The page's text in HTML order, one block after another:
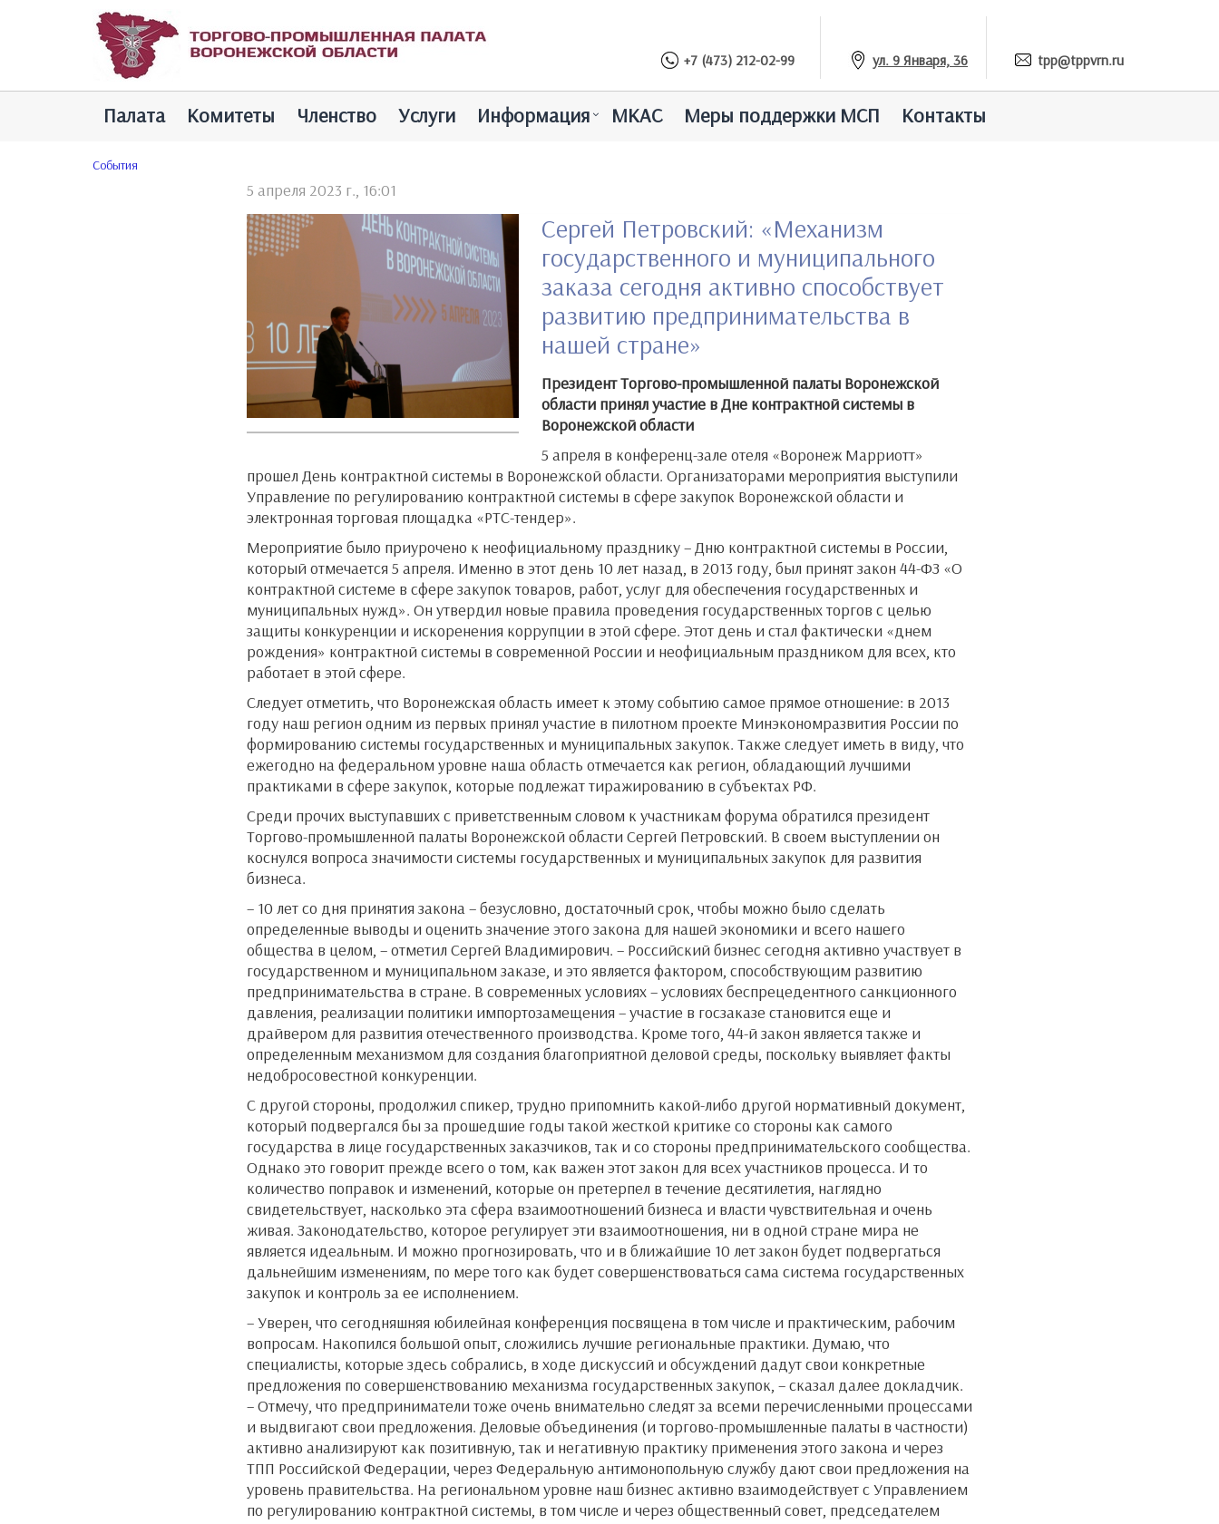
+7 (473) 212-02-99 ул. 9 Января, 36 tpp@tppvrn.ru
Палатa Комитеты Членство Услуги Информация МКАС Меры поддержки МСП Контакты
Cобытия
5 апреля 2023 г., 16:01
Сергей Петровский: «Механизм
государственного и муниципального
заказа сегодня активно способствует
развитию предпринимательства в
нашей стране»
Президент Торгово-промышленной палаты Воронежской
области принял участие в Дне контрактной системы в
Воронежской области
5 апреля в конференц-зале отеля «Воронеж Марриотт»
прошел День контрактной системы в Воронежской области. Организаторами мероприятия выступили
Управление по регулированию контрактной системы в сфере закупок Воронежской области и
электронная торговая площадка «РТС-тендер».
Мероприятие было приурочено к неофициальному празднику – Дню контрактной системы в России,
который отмечается 5 апреля. Именно в этот день 10 лет назад, в 2013 году, был принят закон 44-ФЗ «О
контрактной системе в сфере закупок товаров, работ, услуг для обеспечения государственных и
муниципальных нужд». Он утвердил новые правила проведения государственных торгов с целью
защиты конкуренции и искоренения коррупции в этой сфере. Этот день и стал фактически «днем
рождения» контрактной системы в современной России и неофициальным праздником для всех, кто
работает в этой сфере.
Следует отметить, что Воронежская область имеет к этому событию самое прямое отношение: в 2013
году наш регион одним из первых принял участие в пилотном проекте Минэкономразвития России по
формированию системы государственных и муниципальных закупок. Также следует иметь в виду, что
ежегодно на федеральном уровне наша область отмечается как регион, обладающий лучшими
практиками в сфере закупок, которые подлежат тиражированию в субъектах РФ.
Среди прочих выступавших с приветственным словом к участникам форума обратился президент
Торгово-промышленной палаты Воронежской области Сергей Петровский. В своем выступлении он
коснулся вопроса значимости системы государственных и муниципальных закупок для развития
бизнеса.
– 10 лет со дня принятия закона – безусловно, достаточный срок, чтобы можно было сделать
определенные выводы и оценить значение этого закона для нашей экономики и всего нашего
общества в целом, – отметил Сергей Владимирович. – Российский бизнес сегодня активно участвует в
государственном и муниципальном заказе, и это является фактором, способствующим развитию
предпринимательства в стране. В современных условиях – условиях беспрецедентного санкционного
давления, реализации политики импортозамещения – участие в госзаказе становится еще и
драйвером для развития отечественного производства. Кроме того, 44-й закон является также и
определенным механизмом для создания благоприятной деловой среды, поскольку выявляет факты
недобросовестной конкуренции.
С другой стороны, продолжил спикер, трудно припомнить какой-либо другой нормативный документ,
который подвергался бы за прошедшие годы такой жесткой критике со стороны как самого
государства в лице государственных заказчиков, так и со стороны предпринимательского сообщества.
Однако это говорит прежде всего о том, как важен этот закон для всех участников процесса. И то
количество поправок и изменений, которые он претерпел в течение десятилетия, наглядно
свидетельствует, насколько эта сфера взаимоотношений бизнеса и власти чувствительная и очень
живая. Законодательство, которое регулирует эти взаимоотношения, ни в одной стране мира не
является идеальным. И можно прогнозировать, что и в ближайшие 10 лет закон будет подвергаться
дальнейшим изменениям, по мере того как будет совершенствоваться сама система государственных
закупок и контроль за ее исполнением.
– Уверен, что сегодняшняя юбилейная конференция посвящена в том числе и практическим, рабочим
вопросам. Накопился большой опыт, сложились лучшие региональные практики. Думаю, что
специалисты, которые здесь собрались, в ходе дискуссий и обсуждений дадут свои конкретные
предложения по совершенствованию механизма государственных закупок, – сказал далее докладчик.
– Отмечу, что предприниматели тоже очень внимательно следят за всеми перечисленными процессами
и выдвигают свои предложения. Деловые объединения (и торгово-промышленные палаты в частности)
активно анализируют как позитивную, так и негативную практику применения этого закона и через
ТПП Российской Федерации, через Федеральную антимонопольную службу дают свои предложения на
уровень правительства. На региональном уровне наш бизнес активно взаимодействует с Управлением
по регулированию контрактной системы, в том числе и через общественный совет, председателем